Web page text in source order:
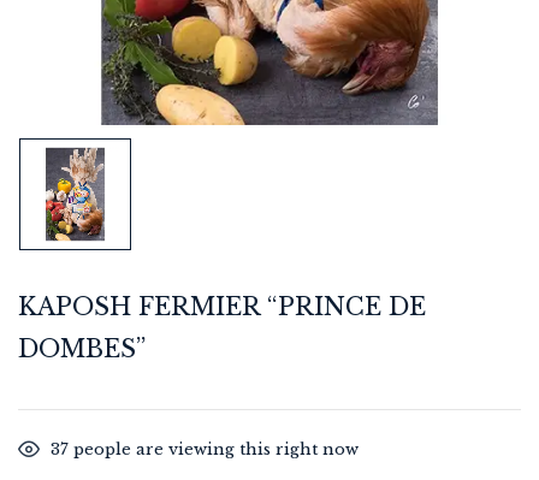
KAPOSH FERMIER “PRINCE DE
DOMBES”
37 people are viewing this right now